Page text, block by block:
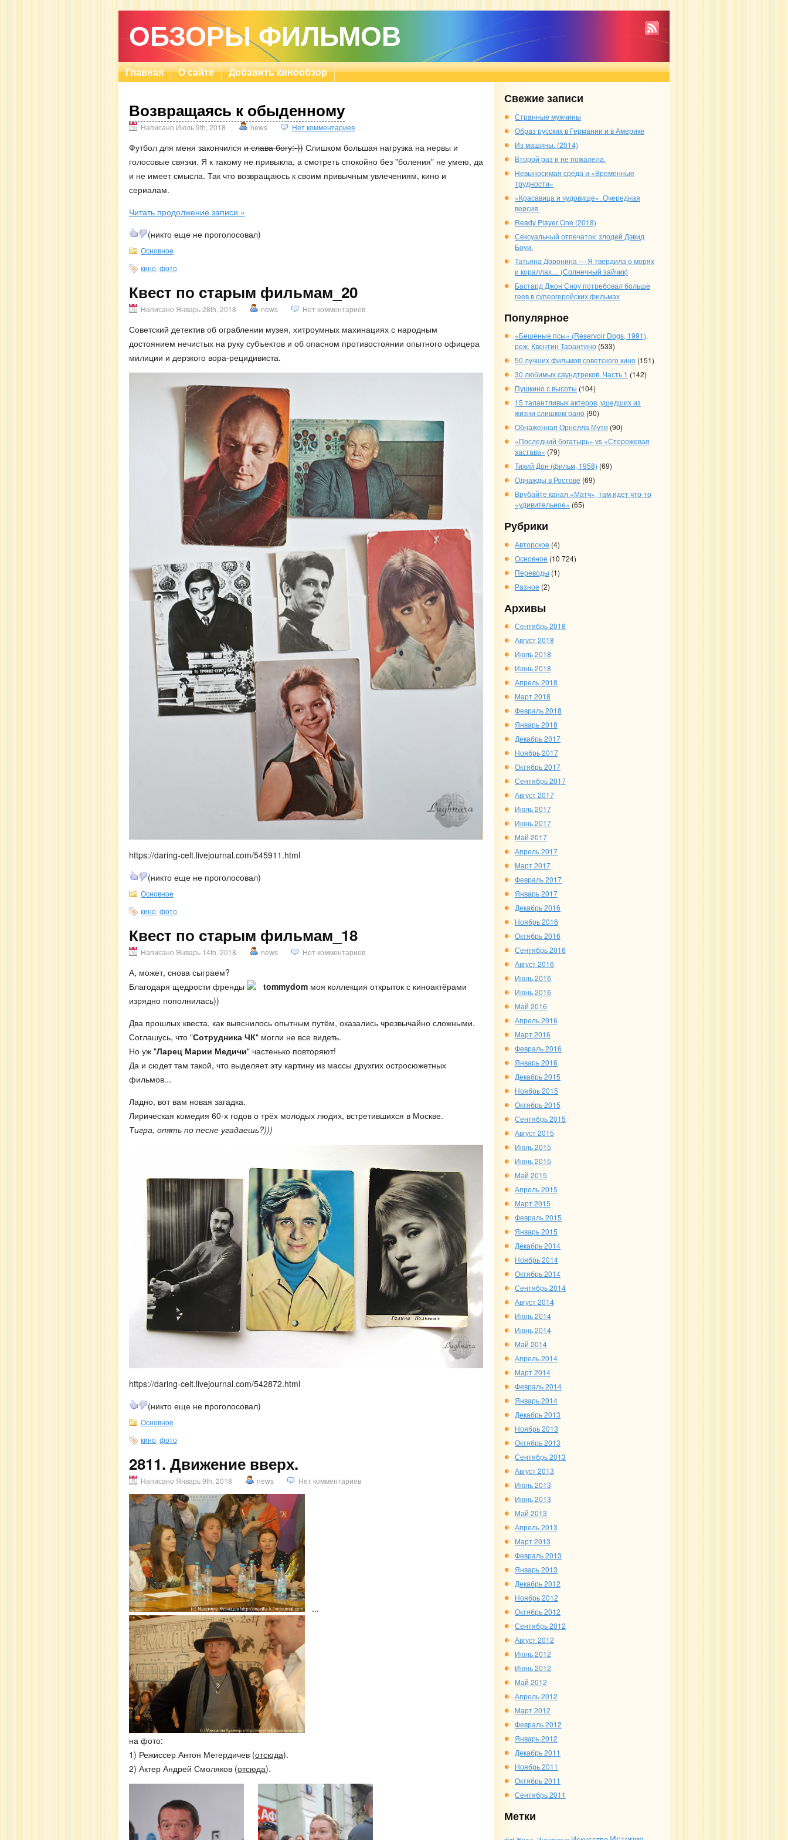
ОБЗОРЫ ФИЛЬМОВ
Главная О сайте Добавить кинообзор
Возвращаясь к обыденному
Написано Июль 9th, 2018 news Нет комментариев
Футбол для меня закончился и слава богу:-)) Слишком большая нагрузка на нервы и
голосовые связки. Я к такому не привыкла, а смотреть спокойно без "боления" не умею, да
и не имеет смысла. Так что возвращаюсь к своим привычным увлечениям, кино и
сериалам.
Читать продолжение записи »
(никто еще не проголосовал)
Основное
кино фото
Квест по старым фильмам_20
Написано Январь 28th, 2018 news Нет комментариев
Советский детектив об ограблении музея, хитроумных махинациях с народным
достоянием нечистых на руку субъектов и об опасном противостоянии опытного офицера
милиции и дерзкого вора-рецидивиста.
https://daring-celt.livejournal.com/545911.html
(никто еще не проголосовал)
Основное
кино фото
Квест по старым фильмам_18
Написано Январь 14th, 2018 news Нет комментариев
А, может, снова сыграем?
Благодаря щедрости френды
tommydom моя коллекция открыток с киноактёрами
изрядно пополнилась))
Два прошлых квеста, как выяснилось опытным путём, оказались чрезвычайно сложными.
Соглашусь, что "Сотрудника ЧК" могли не все видеть.
Но уж "Ларец Марии Медичи" частенько повторяют!
Да и сюдет там такой, что выделяет эту картину из массы друхгих остросюжетных
фильмов...
Ладно, вот вам новая загадка.
Лирическая комедия 60-х годов о трёх молодых людях, встретившихся в Москве.
Тигра, опять по песне угадаешь?)))
https://daring-celt.livejournal.com/542872.html
(никто еще не проголосовал)
Основное
кино фото
2811. Движение вверх.
Написано Январь 9th, 2018 news Нет комментариев
...
на фото:
1) Режиссер Антон Мегердичев (отсюда).
2) Актер Андрей Смоляков (отсюда).
Свежие записи
Странные мужчины
Образ русских в Германии и в Америке
Из машины. (2014)
Второй раз и не пожалела.
Невыносимая среда и «Временные
трудности»
«Красавица и чудовище». Очередная
версия.
Ready Player One (2018)
Сексуальный отпечаток: злодей Дэвид
Боуи.
Татьяна Доронина — Я твердила о морях
и кораллах… (Солнечный зайчик)
Бастард Джон Сноу потребовал больше
геев в супергеройских фильмах
Популярное
«Бешеные псы» (Reservoir Dogs, 1991),
реж. Квентин Тарантино (533)
50 лучших фильмов советского кино (151)
30 любимых саундтреков. Часть 1 (142)
Пушкино с высоты (104)
15 талантливых актеров, ушедших из
жизни слишком рано (90)
Обнаженная Орнелла Мути (90)
«Последний богатырь» vs «Сторожевая
застава» (79)
Тихий Дон (фильм, 1958) (69)
Однажды в Ростове (69)
Врубайте канал «Матч», там идет что-то
«удивительное» (65)
Рубрики
Авторское (4)
Основное (10 724)
Переводы (1)
Разное (2)
Архивы
Сентябрь 2018
Август 2018
Июль 2018
Июнь 2018
Апрель 2018
Март 2018
Февраль 2018
Январь 2018
Декабрь 2017
Ноябрь 2017
Октябрь 2017
Сентябрь 2017
Август 2017
Июль 2017
Июнь 2017
Май 2017
Апрель 2017
Март 2017
Февраль 2017
Январь 2017
Декабрь 2016
Ноябрь 2016
Октябрь 2016
Сентябрь 2016
Август 2016
Июль 2016
Июнь 2016
Май 2016
Апрель 2016
Март 2016
Февраль 2016
Январь 2016
Декабрь 2015
Ноябрь 2015
Октябрь 2015
Сентябрь 2015
Август 2015
Июль 2015
Июнь 2015
Май 2015
Апрель 2015
Март 2015
Февраль 2015
Январь 2015
Декабрь 2014
Ноябрь 2014
Октябрь 2014
Сентябрь 2014
Август 2014
Июль 2014
Июнь 2014
Май 2014
Апрель 2014
Март 2014
Февраль 2014
Январь 2014
Декабрь 2013
Ноябрь 2013
Октябрь 2013
Сентябрь 2013
Август 2013
Июль 2013
Июнь 2013
Май 2013
Апрель 2013
Март 2013
Февраль 2013
Январь 2013
Декабрь 2012
Ноябрь 2012
Октябрь 2012
Сентябрь 2012
Август 2012
Июль 2012
Июнь 2012
Май 2012
Апрель 2012
Март 2012
Февраль 2012
Январь 2012
Декабрь 2011
Ноябрь 2011
Октябрь 2011
Сентябрь 2011
Метки